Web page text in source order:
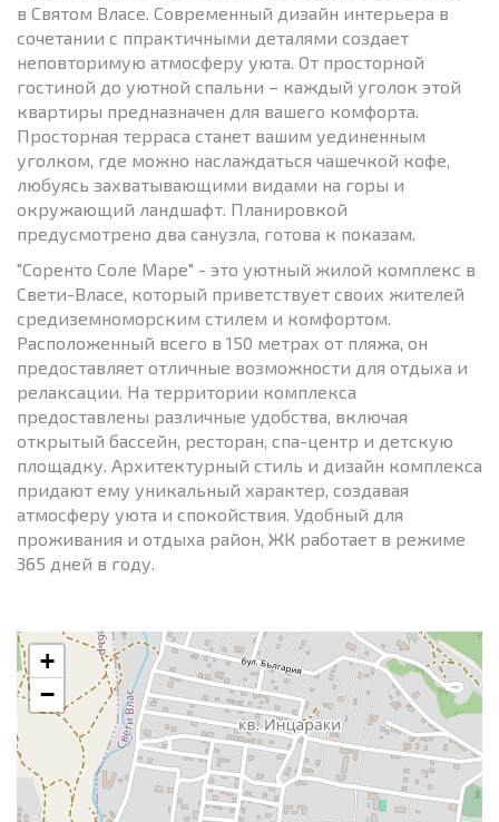
в Святом Власе. Современный дизайн интерьера в
сочетании с ппрактичными деталями создает
неповторимую атмосферу уюта. От просторной
гостиной до уютной спальни – каждый уголок этой
квартиры предназначен для вашего комфорта.
Просторная терраса станет вашим уединенным
уголком, где можно наслаждаться чашечкой кофе,
любуясь захватывающими видами на горы и
окружающий ландшафт. Планировкой
предусмотрено два санузла, готова к показам.
"Соренто Соле Маре" - это уютный жилой комплекс в
Свети-Власе, который приветствует своих жителей
средиземноморским стилем и комфортом.
Расположенный всего в 150 метрах от пляжа, он
предоставляет отличные возможности для отдыха и
релаксации. На территории комплекса
предоставлены различные удобства, включая
открытый бассейн, ресторан, спа-центр и детскую
площадку. Архитектурный стиль и дизайн комплекса
придают ему уникальный характер, создавая
атмосферу уюта и спокойствия. Удобный для
проживания и отдыха район, ЖК работает в режиме
365 дней в году.
+
−